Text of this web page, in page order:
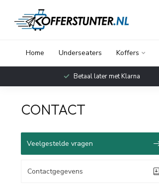
Home Underseaters Koffers
Betaal later met Klarna
CONTACT
Veelgestelde vragen
Contactgegevens